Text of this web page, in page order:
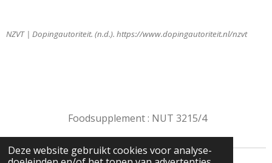
Deze website gebruikt cookies voor analyse-
NZVT | Dopingautoriteit. (n.d.). https://www.dopingautoriteit.nl/nzvt
Foodsupplement : NUT 3215/4